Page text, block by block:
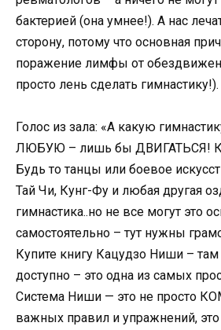
бактерией (она умнее!). А нас
сторону, потому что основная
поражение лимфы от
просто лень сделать гимнастику!).
Голос из зала: «А какую
ЛЮБУЮ – лишь бы ДВИГАТЬСЯ!
Будь то танцы или боевое
Тай Чи, Кунг-Фу и любая другая
гимнастика..но не все могут это
самостоятельно – тут нужны
Купите книгу Кацудзо Ниши – там
доступно – это одна из самых
Система Ниши — это не просто
важных правил и упражнений,